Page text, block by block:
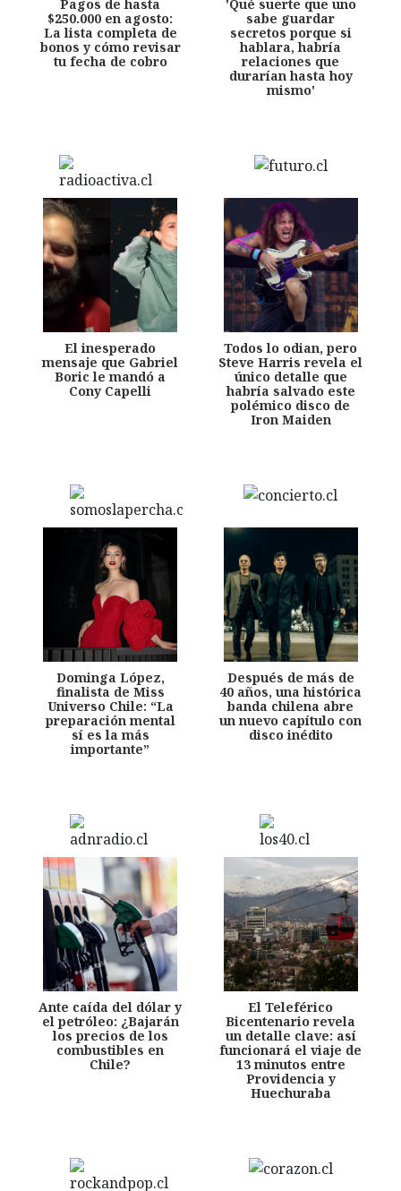
Pagos de hasta
$250.000 en agosto:
La lista completa de
bonos y cómo revisar
tu fecha de cobro
'Qué suerte que uno
sabe guardar
secretos porque si
hablara, habría
relaciones que
durarían hasta hoy
mismo'
El inesperado
mensaje que Gabriel
Boric le mandó a
Cony Capelli
Todos lo odian, pero
Steve Harris revela el
único detalle que
habría salvado este
polémico disco de
Iron Maiden
Dominga López,
finalista de Miss
Universo Chile: “La
preparación mental
sí es la más
importante”
Después de más de
40 años, una histórica
banda chilena abre
un nuevo capítulo con
disco inédito
Ante caída del dólar y
el petróleo: ¿Bajarán
los precios de los
combustibles en
Chile?
El Teleférico
Bicentenario revela
un detalle clave: así
funcionará el viaje de
13 minutos entre
Providencia y
Huechuraba